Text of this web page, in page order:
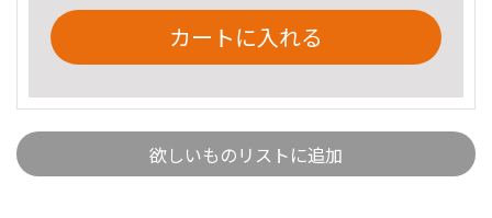
カートに入れる
欲しいものリストに追加